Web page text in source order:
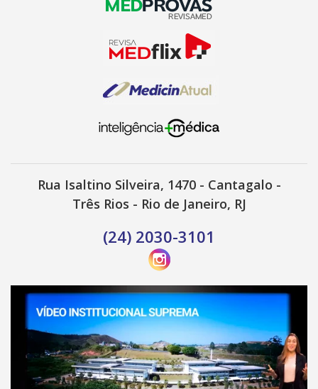
Rua Isaltino Silveira, 1470 - Cantagalo -
Três Rios - Rio de Janeiro, RJ
(24) 2030-3101